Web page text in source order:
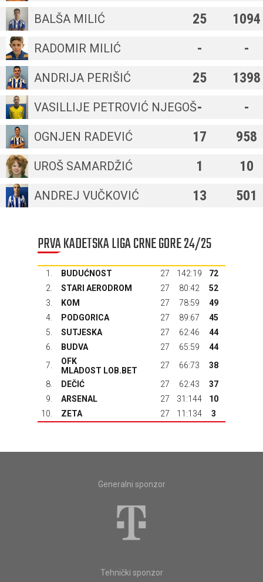
BALŠA MILIĆ 25 1094
RADOMIR MILIĆ - -
ANDRIJA PERIŠIĆ 25 1398
VASILLIJE PETROVIĆ NJEGOŠ- -
OGNJEN RADEVIĆ 17 958
UROŠ SAMARDŽIĆ 1 10
ANDREJ VUČKOVIĆ 13 501
PRVA KADETSKA LIGA CRNE GORE 24/25
1. BUDUĆNOST 27 142:19
72
2.
STARI AERODROM 27 80:42
52
3.
KOM 27 78:59
49
4.
PODGORICA 27 89:67
45
5.
SUTJESKA 27 62:46
44
6.
BUDVA 27 65:59
44
7.
OFK
MLADOST LOB.BET
27 66:73
38
8.
DEČIĆ 27 62:43
37
9.
ARSENAL 27 31:144
10
10.
ZETA 27 11:134 3
Generalni sponzor
Tehnički sponzor